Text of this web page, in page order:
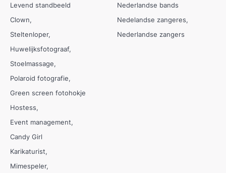
Levend standbeeld
Clown
Steltenloper
Huwelijksfotograaf
Stoelmassage
Polaroid fotografie
Green screen fotohokje
Hostess
Event management
Candy Girl
Karikaturist
Mimespeler
Nederlandse bands
Nedelandse zangeres
Nederlandse zangers